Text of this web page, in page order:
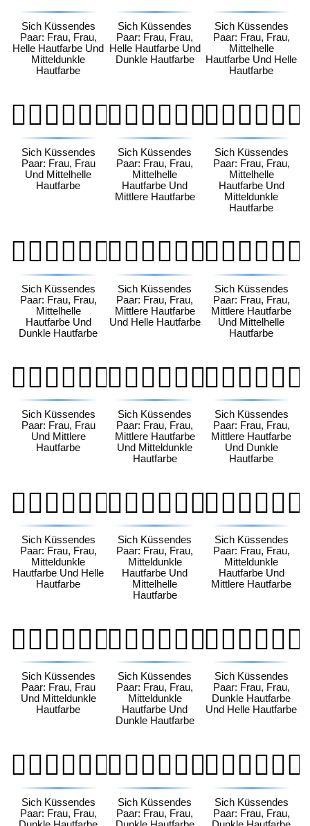
Sich Küssendes
Paar: Frau, Frau,
Helle Hautfarbe Und
Mitteldunkle
Hautfarbe
Sich Küssendes
Paar: Frau, Frau,
Helle Hautfarbe Und
Dunkle Hautfarbe
Sich Küssendes
Paar: Frau, Frau,
Mittelhelle
Hautfarbe Und Helle
Hautfarbe
👩🏼‍❤️‍💋‍👩🏼
Sich Küssendes
Paar: Frau, Frau
Und Mittelhelle
Hautfarbe
👩🏼‍❤️‍💋‍👩🏽
Sich Küssendes
Paar: Frau, Frau,
Mittelhelle
Hautfarbe Und
Mittlere Hautfarbe
👩🏼‍❤️‍💋‍👩🏾
Sich Küssendes
Paar: Frau, Frau,
Mittelhelle
Hautfarbe Und
Mitteldunkle
Hautfarbe
👩🏼‍❤️‍💋‍👩🏿
Sich Küssendes
Paar: Frau, Frau,
Mittelhelle
Hautfarbe Und
Dunkle Hautfarbe
👩🏽‍❤️‍💋‍👩🏻
Sich Küssendes
Paar: Frau, Frau,
Mittlere Hautfarbe
Und Helle Hautfarbe
👩🏽‍❤️‍💋‍👩🏼
Sich Küssendes
Paar: Frau, Frau,
Mittlere Hautfarbe
Und Mittelhelle
Hautfarbe
👩🏽‍❤️‍💋‍👩🏽
Sich Küssendes
Paar: Frau, Frau
Und Mittlere
Hautfarbe
👩🏽‍❤️‍💋‍👩🏾
Sich Küssendes
Paar: Frau, Frau,
Mittlere Hautfarbe
Und Mitteldunkle
Hautfarbe
👩🏽‍❤️‍💋‍👩🏿
Sich Küssendes
Paar: Frau, Frau,
Mittlere Hautfarbe
Und Dunkle
Hautfarbe
👩🏾‍❤️‍💋‍👩🏻
Sich Küssendes
Paar: Frau, Frau,
Mitteldunkle
Hautfarbe Und Helle
Hautfarbe
👩🏾‍❤️‍💋‍👩🏼
Sich Küssendes
Paar: Frau, Frau,
Mitteldunkle
Hautfarbe Und
Mittelhelle
Hautfarbe
👩🏾‍❤️‍💋‍👩🏽
Sich Küssendes
Paar: Frau, Frau,
Mitteldunkle
Hautfarbe Und
Mittlere Hautfarbe
👩🏾‍❤️‍💋‍👩🏾
Sich Küssendes
Paar: Frau, Frau
Und Mitteldunkle
Hautfarbe
👩🏾‍❤️‍💋‍👩🏿
Sich Küssendes
Paar: Frau, Frau,
Mitteldunkle
Hautfarbe Und
Dunkle Hautfarbe
👩🏿‍❤️‍💋‍👩🏻
Sich Küssendes
Paar: Frau, Frau,
Dunkle Hautfarbe
Und Helle Hautfarbe
👩🏿‍❤️‍💋‍👩🏼
Sich Küssendes
Paar: Frau, Frau,
👩🏿‍❤️‍💋‍👩🏽
Sich Küssendes
Paar: Frau, Frau,
👩🏿‍❤️‍💋‍👩🏾
Sich Küssendes
Paar: Frau, Frau,